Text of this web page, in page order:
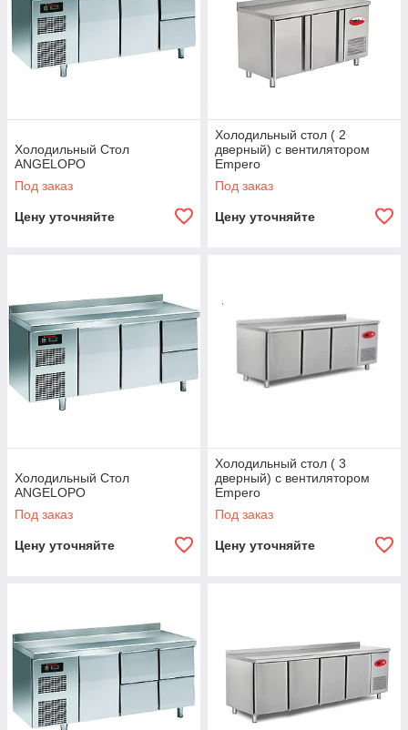
Холодильный Стол
ANGELOPO
Под заказ
Цену уточняйте
Холодильный стол ( 2
дверный) с вентилятором
Empero
Под заказ
Цену уточняйте
Холодильный Стол
ANGELOPO
Под заказ
Цену уточняйте
Холодильный стол ( 3
дверный) с вентилятором
Empero
Под заказ
Цену уточняйте